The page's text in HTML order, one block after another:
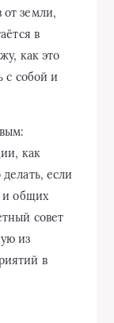
земли,
в
как это
с собой и
как
если
и общих
совет
из
в